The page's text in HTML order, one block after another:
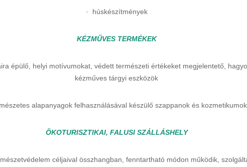
· húskészítmények
KÉZMŰVES TERMÉKEK
épülő, helyi motívumokat, védett természeti értékeket megjelentető,
kézműves tárgyi eszközök
alapanyagok felhasználásával készülő szappanok és kozmetikumok
ÖKOTURISZTIKAI, FALUSI SZÁLLÁSHELY
céljaival összhangban, fenntartható módon működik,